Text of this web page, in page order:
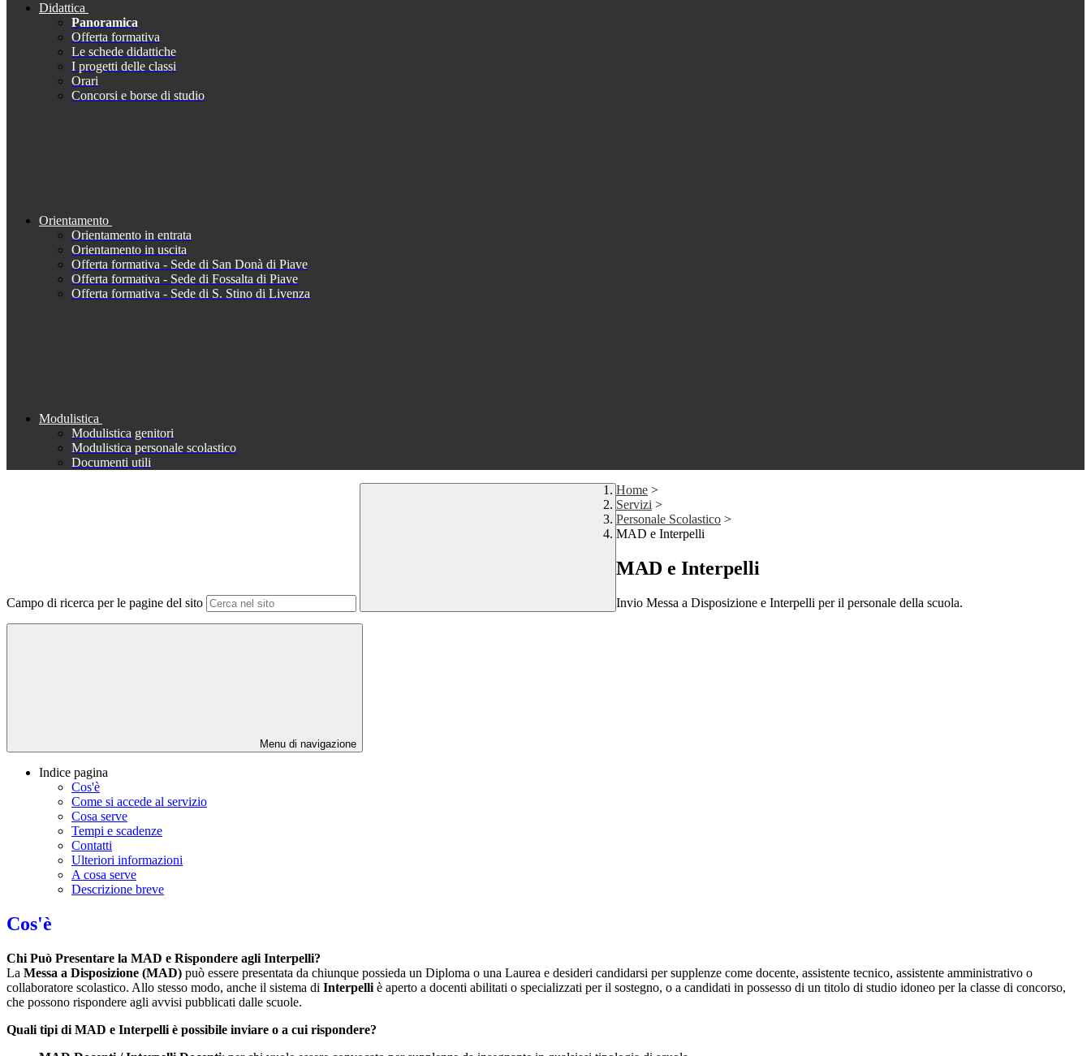
Didattica
Panoramica
Offerta formativa
Le schede didattiche
I progetti delle classi
Orari
Concorsi e borse di studio
Orientamento
Orientamento in entrata
Orientamento in uscita
Offerta formativa - Sede di San Donà di Piave
Offerta formativa - Sede di Fossalta di Piave
Offerta formativa - Sede di S. Stino di Livenza
Modulistica
Modulistica genitori
Modulistica personale scolastico
Documenti utili
Campo di ricerca per le pagine del sito
Home >
Servizi >
Personale Scolastico >
MAD e Interpelli
MAD e Interpelli
Invio Messa a Disposizione e Interpelli per il personale della scuola.
Menu di navigazione
Indice pagina
Cos'è
Come si accede al servizio
Cosa serve
Tempi e scadenze
Contatti
Ulteriori informazioni
A cosa serve
Descrizione breve
Cos'è
Chi Può Presentare la MAD e Rispondere agli Interpelli?
La Messa a Disposizione (MAD) può essere presentata da chiunque possieda un Diploma o una Laurea e desideri candidarsi per supplenze come docente, assistente tecnico, assistente amministrativo o
collaboratore scolastico. Allo stesso modo, anche il sistema di Interpelli è aperto a docenti abilitati o specializzati per il sostegno, o a candidati in possesso di un titolo di studio idoneo per la classe di concorso,
che possono rispondere agli avvisi pubblicati dalle scuole.
Quali tipi di MAD e Interpelli è possibile inviare o a cui rispondere?